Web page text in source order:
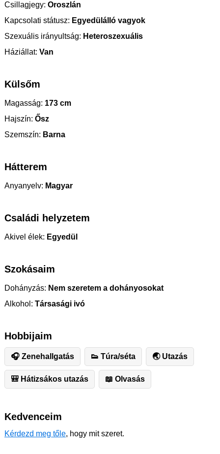
Csillagjegy: Oroszlán
Kapcsolati státusz: Egyedülálló vagyok
Szexuális irányultság: Heteroszexuális
Háziállat: Van
Külsőm
Magasság: 173 cm
Hajszín: Ősz
Szemszín: Barna
Hátterem
Anyanyelv: Magyar
Családi helyzetem
Akivel élek: Egyedül
Szokásaim
Dohányzás: Nem szeretem a dohányosokat
Alkohol: Társasági ivó
Hobbijaim
🎧 Zenehallgatás 👟 Túra/séta 🌏 Utazás
🎒 Hátizsákos utazás 📖 Olvasás
Kedvenceim
Kérdezd meg tőle, hogy mit szeret.